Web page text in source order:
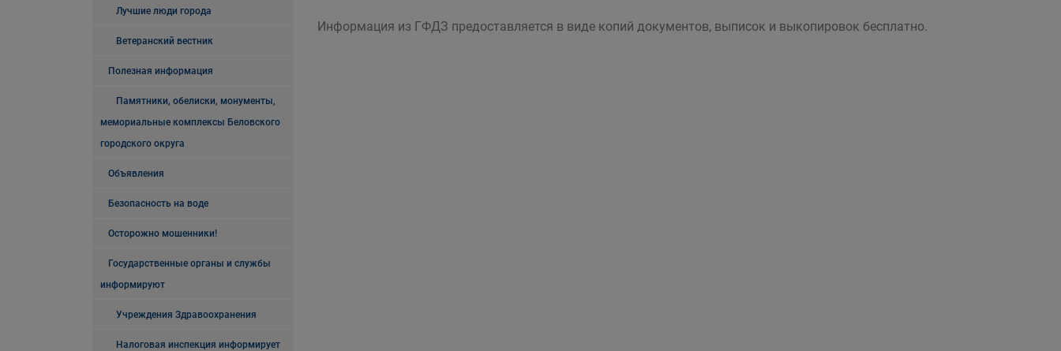
Лучшие люди города
Ветеранский вестник
Полезная информация
Памятники, обелиски, монументы,
мемориальные комплексы Беловского
городского округа
Объявления
Безопасность на воде
Осторожно мошенники!
Государственные органы и службы
информируют
Учреждения Здравоохранения
Налоговая инспекция информирует
Информация из ГФДЗ предоставляется в виде копий документов, выписок и выкопировок бесплатно.